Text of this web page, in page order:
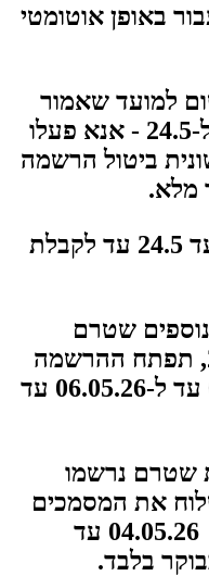
התשלום על 12.3 יעבור באופן אוטומטי
למועד שאמור
היה להתקיים ב-12.3 ועבר ל-24.5 - אנא פעלו
ביטול הרשמה
מלא.
ניתן לבטל את הרישום למועד 24.5 עד לקבלת
שטרם
נרשמו להירשם למועד 24.5, תפתח ההרשמה
04.05.26 עד ל-06.05.26 עד
שטרם נרשמו
לשלוח את המסמכים
04.05.26 עד